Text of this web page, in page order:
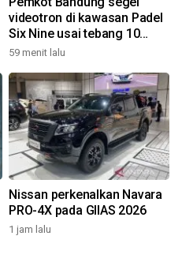
videotron di kawasan Padel
Six Nine usai tebang 10
pohon
59 menit lalu
Nissan perkenalkan Navara
PRO-4X pada GIIAS 2026
1 jam lalu